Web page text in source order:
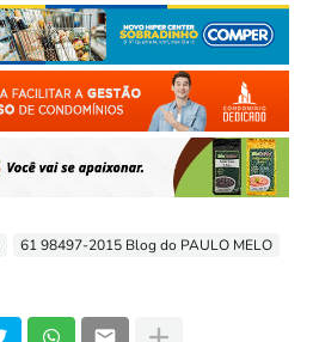
61 98497-2015 Blog do PAULO MELO